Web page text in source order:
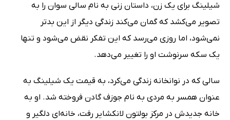
شیلینگ برای یک زن، داستان زنی به نام سالی سوان را به
تصویر می‌کشد که گمان می‌کند زندگی دیگر از این بدتر
نمی‌شود، اما روزی می‌رسد که این تفکر نقض می‌شود و تنها
یک سکه سرنوشت او را تغییر می‌دهد.
سالی که در نوانخانه زندگی می‌کرد، به قیمت یک شیلینگ به
عنوان همسر به مردی به نام جوزف گادن فروخته شد. او به
خانه جدیدش در مرکز بولتون لانکشایر رفت، خانه‌ای دلگیر و